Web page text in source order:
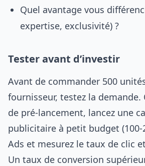
Quel avantage vous
expertise, exclusivité) ?
Tester avant d’investir
Avant de commander 500
fournisseur, testez la demande.
de pré-lancement, lancez une
publicitaire à petit budget (100-
Ads et mesurez le taux de clic
Un taux de conversion